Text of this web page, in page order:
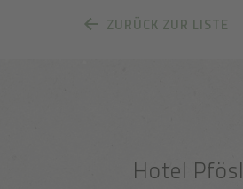
ZURÜCK ZUR LISTE
Hotel Pfösl